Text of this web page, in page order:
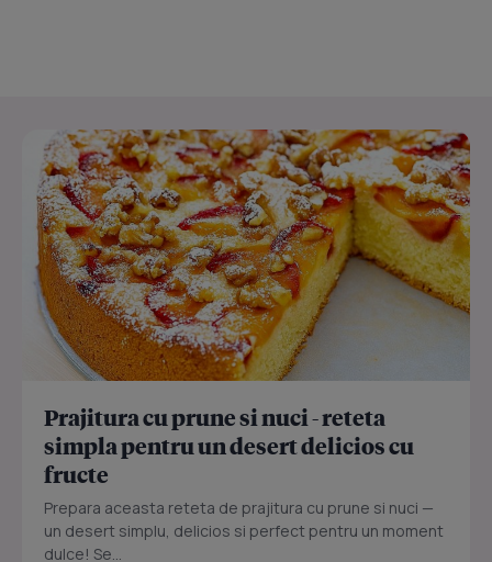
Prajitura cu prune si nuci - reteta
simpla pentru un desert delicios cu
fructe
Prepara aceasta reteta de prajitura cu prune si nuci —
un desert simplu, delicios si perfect pentru un moment
dulce! Se...